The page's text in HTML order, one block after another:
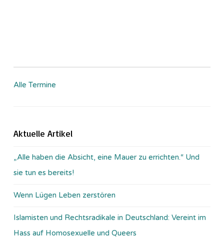
Alle Termine
Aktuelle Artikel
„Alle haben die Absicht, eine Mauer zu errichten.“ Und
sie tun es bereits!
Wenn Lügen Leben zerstören
Islamisten und Rechtsradikale in Deutschland: Vereint im
Hass auf Homosexuelle und Queers